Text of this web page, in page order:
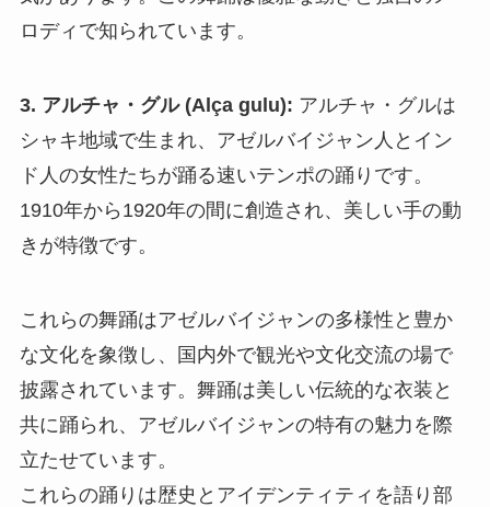
ロディで知られています。
3. アルチャ・グル (Alça gulu): アルチャ・グルは
シャキ地域で生まれ、アゼルバイジャン人とイン
ド人の女性たちが踊る速いテンポの踊りです。
1910年から1920年の間に創造され、美しい手の動
きが特徴です。
これらの舞踊はアゼルバイジャンの多様性と豊か
な文化を象徴し、国内外で観光や文化交流の場で
披露されています。舞踊は美しい伝統的な衣装と
共に踊られ、アゼルバイジャンの特有の魅力を際
立たせています。
これらの踊りは歴史とアイデンティティを語り部